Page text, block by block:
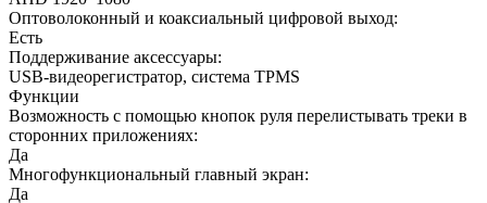
Оптоволоконный и коаксиальный цифровой выход:
Есть
Поддерживание аксессуары:
USB-видеорегистратор, система TPMS
Функции
Возможность с помощью кнопок руля перелистывать треки в
сторонних приложениях:
Да
Многофункциональный главный экран:
Да